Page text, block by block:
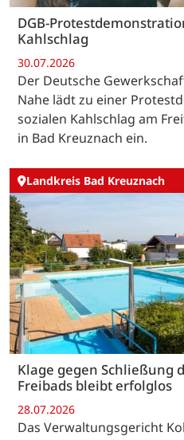
DGB-
Kahlschlag
30.07.2026
Der Deutsche
Nahe lädt zu einer
sozialen Kahlschlag am
in Bad Kreuznach ein.
Landkreis Bad Kreuznach
Klage gegen Schließung
Freibads bleibt erfolglos
28.07.2026
Das Verwaltungsgericht